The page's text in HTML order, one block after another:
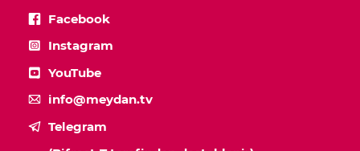
Facebook
Instagram
YouTube
info@meydan.tv
Telegram